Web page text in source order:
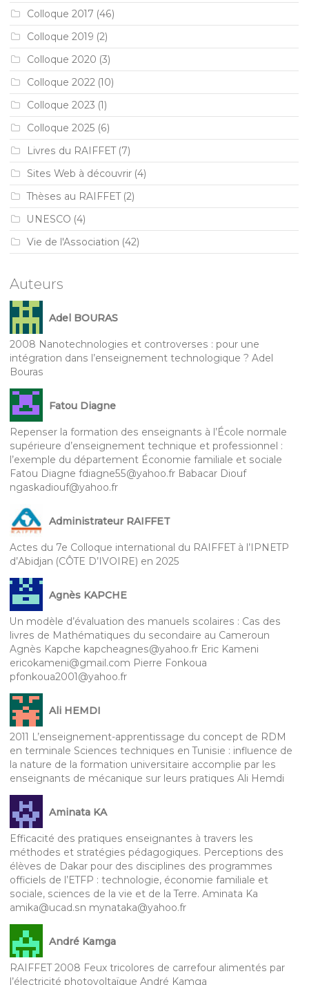
Colloque 2017 (46)
Colloque 2019 (2)
Colloque 2020 (3)
Colloque 2022 (10)
Colloque 2023 (1)
Colloque 2025 (6)
Livres du RAIFFET(7)
Sites Web à découvrir (4)
Thèses au RAIFFET(2)
UNESCO (4)
Vie de l'Association (42)
Auteurs
Adel BOURAS
2008 Nanotechnologies et controverses : pour une
intégration dans l’enseignement technologique ? Adel
Bouras
Fatou Diagne
Repenser la formation des enseignants à l’École normale
supérieure d’enseignement technique et professionnel :
l’exemple du département Économie familiale et sociale
Fatou Diagne fdiagne55@yahoo.fr Babacar Diouf
ngaskadiouf@yahoo.fr
Administrateur RAIFFET
Actes du 7e Colloque international du RAIFFET à l’IPNETP
d’Abidjan (CÔTE D’IVOIRE) en 2025
Agnès KAPCHE
Un modèle d’évaluation des manuels scolaires : Cas des
livres de Mathématiques du secondaire au Cameroun
Agnès Kapche kapcheagnes@yahoo.fr Eric Kameni
ericokameni@gmail.com Pierre Fonkoua
pfonkoua2001@yahoo.fr
Ali HEMDI
2011 L’enseignement-apprentissage du concept de RDM
en terminale Sciences techniques en Tunisie : influence de
la nature de la formation universitaire accomplie par les
enseignants de mécanique sur leurs pratiques Ali Hemdi
Aminata KA
Efficacité des pratiques enseignantes à travers les
méthodes et stratégies pédagogiques. Perceptions des
élèves de Dakar pour des disciplines des programmes
officiels de l’ETFP : technologie, économie familiale et
sociale, sciences de la vie et de la Terre. Aminata Ka
amika@ucad.sn mynataka@yahoo.fr
André Kamga
RAIFFET 2008 Feux tricolores de carrefour alimentés par
l’électricité photovoltaïque André Kamga